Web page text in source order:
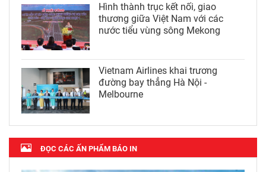
Hình thành trục kết nối, giao
thương giữa Việt Nam với các
nước tiểu vùng sông Mekong
Vietnam Airlines khai trương
đường bay thẳng Hà Nội -
Melbourne
ĐỌC CÁC ẤN PHẨM BÁO IN